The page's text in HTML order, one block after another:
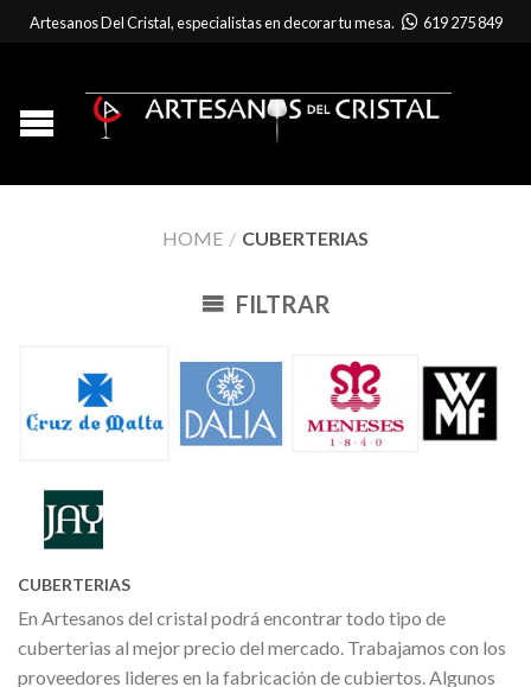
Artesanos Del Cristal, especialistas en decorar tu mesa. 619 275 849
HOME / CUBERTERIAS
FILTRAR
CUBERTERIAS
En Artesanos del cristal podrá encontrar todo tipo de
cuberterias al mejor precio del mercado. Trabajamos con los
proveedores lideres en la fabricación de cubiertos. Algunos